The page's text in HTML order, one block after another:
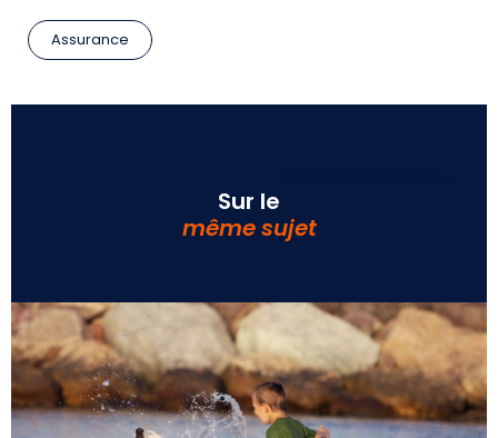
Assurance
Sur le
même sujet